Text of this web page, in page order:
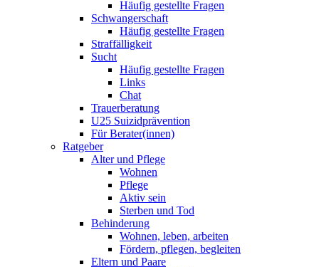
Häufig gestellte Fragen
Schwangerschaft
Häufig gestellte Fragen
Straffälligkeit
Sucht
Häufig gestellte Fragen
Links
Chat
Trauerberatung
U25 Suizidprävention
Für Berater(innen)
Ratgeber
Alter und Pflege
Wohnen
Pflege
Aktiv sein
Sterben und Tod
Behinderung
Wohnen, leben, arbeiten
Fördern, pflegen, begleiten
Eltern und Paare